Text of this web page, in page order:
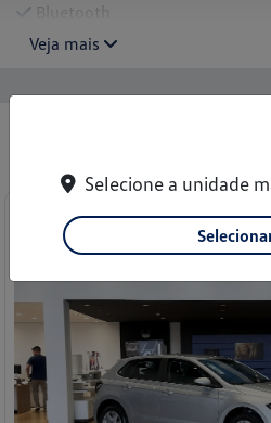
Bluetooth
Veja mais
Selecione a unidade